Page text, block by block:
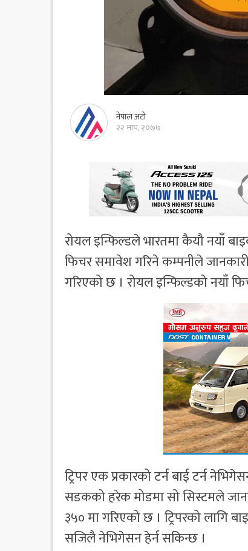
नेपाल अटो
२२ माघ, २०७७
रोयल इन्फिल्डले भारतमा कैयौ नयाँ
फिचर समावेश गरिने कम्पनीले
गरिएको छ । रोयल इन्फिल्डको नयाँ
ट्रिपर एक प्रकारको टर्न बाई टर्न
सडकको हरेक मोडमा सो सिस्टमले
३५० मा गरिएको छ । ट्रिपरको लागि
सजिलै नेभिगेसन हेर्न सकिन्छ ।